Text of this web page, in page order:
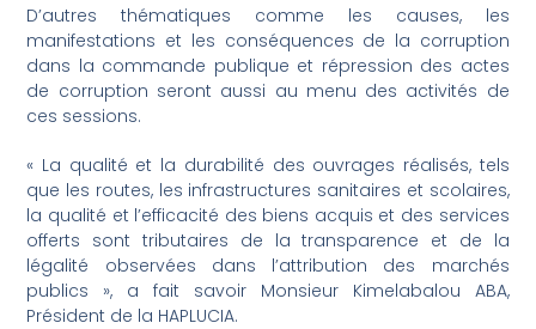
D’autres thématiques comme les causes, les
manifestations et les conséquences de la corruption
dans la commande publique et répression des actes
de corruption seront aussi au menu des activités de
ces sessions.
« La qualité et la durabilité des ouvrages réalisés, tels
que les routes, les infrastructures sanitaires et scolaires,
la qualité et l’efficacité des biens acquis et des services
offerts sont tributaires de la transparence et de la
légalité observées dans l’attribution des marchés
publics », a fait savoir Monsieur Kimelabalou ABA,
Président de la HAPLUCIA.